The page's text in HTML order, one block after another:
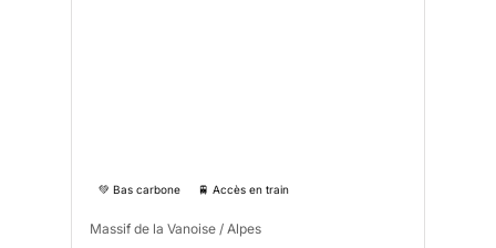
💚 Bas carbone 🚆 Accès en train
Massif de la Vanoise / Alpes